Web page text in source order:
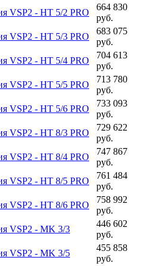
VSP2 - HT 5/2 PRO
664 830
руб.
VSP2 - HT 5/3 PRO
683 075
руб.
VSP2 - HT 5/4 PRO
704 613
руб.
VSP2 - HT 5/5 PRO
713 780
руб.
VSP2 - HT 5/6 PRO
733 093
руб.
VSP2 - HT 8/3 PRO
729 622
руб.
VSP2 - HT 8/4 PRO
747 867
руб.
VSP2 - HT 8/5 PRO
761 484
руб.
VSP2 - HT 8/6 PRO
758 992
руб.
VSP2 - MK 3/3
446 602
руб.
VSP2 - MK 3/5
455 858
руб.